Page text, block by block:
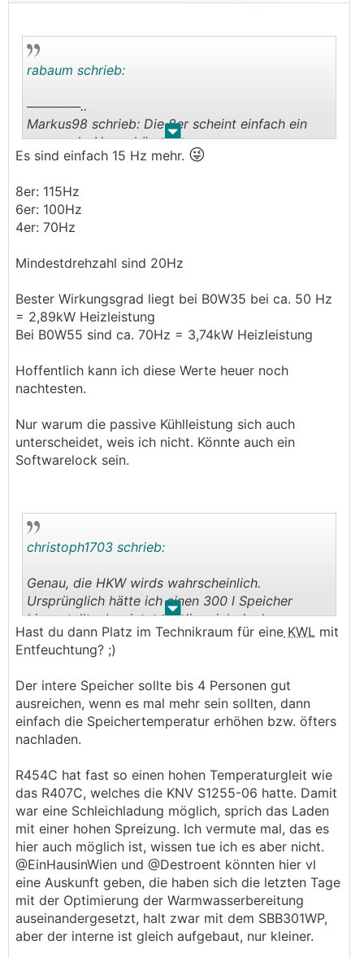
. .
rabaum schrieb:
──────..
Markus98 schrieb: Die 8er scheint einfach ein
paar mehr Hz zu können
───────────────
Eigentlich ist es umgekehrt.
Derselbe Kompressor wird folgendermaßen
angesteuert bzw. softwareseitig limitiert:
8er: 120 Hz
4er: 80 Hz
Wenn ich jetzt die Werte richtig im Kopf habe,
Es sind einfach 15 Hz mehr. 😜
8er: 115Hz
6er: 100Hz
4er: 70Hz
Mindestdrehzahl sind 20Hz
Bester Wirkungsgrad liegt bei B0W35 bei ca. 50 Hz
= 2,89kW Heizleistung
Bei B0W55 sind ca. 70Hz = 3,74kW Heizleistung
Hoffentlich kann ich diese Werte heuer noch
nachtesten.
Nur warum die passive Kühlleistung sich auch
unterscheidet, weis ich nicht. Könnte auch ein
Softwarelock sein.
. .
christoph1703 schrieb:
Genau, die HKW wirds wahrscheinlich.
Ursprünglich hätte ich einen 300 l Speicher
hingestellt, aber jetzt tendiere ich doch zum
internen aus folgenden Gründen:
- Baden wird irgendwann nur mehr selten
- Duschen und Baden hintereinander kommt so
gut wie nie vor.
- Interner Speicher kostet weniger und ist
weniger aufwändig
──────..
Markus98 schrieb: Sonst könnte die
Wärmepumpe auch während dem Bezug
Warmwasser erzeugen.
───────────────
Da müsste ich dann aber mit recht großer
Spreizung fahren, geht das überhaupt? In
irgendeinem Thread wurde von der Problematik
Hast du dann Platz im Technikraum für eine KWL mit
Entfeuchtung? ;)
Der intere Speicher sollte bis 4 Personen gut
ausreichen, wenn es mal mehr sein sollten, dann
einfach die Speichertemperatur erhöhen bzw. öfters
nachladen.
R454C hat fast so einen hohen Temperaturgleit wie
das R407C, welches die KNV S1255-06 hatte. Damit
war eine Schleichladung möglich, sprich das Laden
mit einer hohen Spreizung. Ich vermute mal, das es
hier auch möglich ist, wissen tue ich es aber nicht.
@EinHausinWien und @Destroent könnten hier vl
eine Auskunft geben, die haben sich die letzten Tage
mit der Optimierung der Warmwasserbereitung
auseinandergesetzt, halt zwar mit dem SBB301WP,
aber der interne ist gleich aufgebaut, nur kleiner.